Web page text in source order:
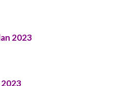
2023
2023